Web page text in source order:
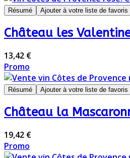
Résumé Ajouter à votre liste de favoris
Château les
13,42 €
Promo
Résumé Ajouter à votre liste de favoris
Château la
19,42 €
Promo